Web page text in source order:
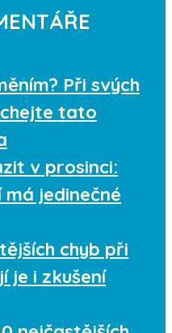
Při svých
tato
v prosinci:
jedinečné
chyb při
je i zkušení